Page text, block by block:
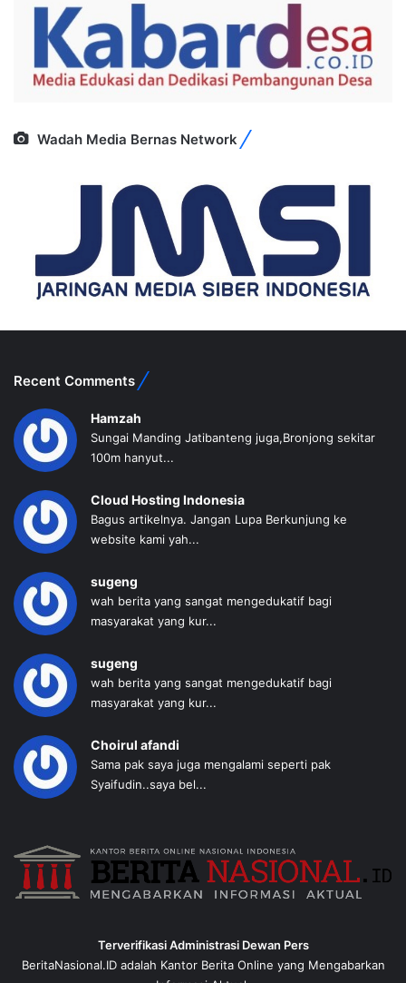
Wadah Media Bernas Network
Recent Comments
Hamzah
Sungai Manding Jatibanteng juga,Bronjong sekitar
100m hanyut...
Cloud Hosting Indonesia
Bagus artikelnya. Jangan Lupa Berkunjung ke
website kami yah...
sugeng
wah berita yang sangat mengedukatif bagi
masyarakat yang kur...
sugeng
wah berita yang sangat mengedukatif bagi
masyarakat yang kur...
Choirul afandi
Sama pak saya juga mengalami seperti pak
Syaifudin..saya bel...
Terverifikasi Administrasi Dewan Pers
BeritaNasional.ID adalah Kantor Berita Online yang Mengabarkan